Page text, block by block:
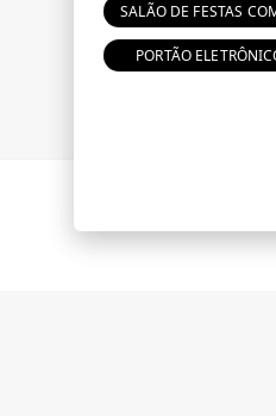
SALÃO DE FESTAS
PORTÃO